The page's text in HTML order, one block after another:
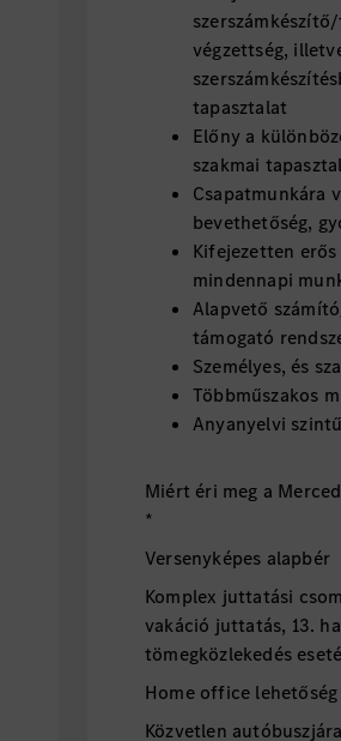
végzettség,
tapasztalat
Előny a
szakmai
Csapatmunkára
bevethetőség,
Kifejezetten
mindennapi
Alapvető
támogató
Személyes, és
Többműszakos
Anyanyelvi
Miért éri meg a
*
Versenyképes alapbér
Komplex juttatási
vakáció juttatás, 13.
tömegközlekedés
Home office
Közvetlen